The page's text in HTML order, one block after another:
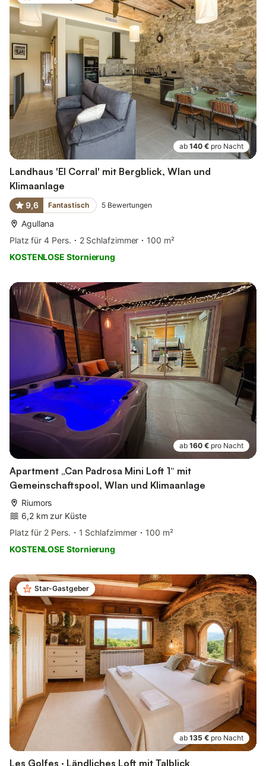
ab 140 € pro Nacht
Landhaus 'El Corral' mit Bergblick, Wlan und
Klimaanlage
9,6 Fantastisch 5 Bewertungen
Agullana
Platz für 4 Pers.
2 Schlafzimmer
100 m²
KOSTENLOSE Stornierung
ab 160 € pro Nacht
Apartment „Can Padrosa Mini Loft 1“ mit
Gemeinschaftspool, Wlan und Klimaanlage
Riumors
6,2 km zur Küste
Platz für 2 Pers.
1 Schlafzimmer
100 m²
KOSTENLOSE Stornierung
Star-Gastgeber
ab 135 € pro Nacht
Les Golfes · Ländliches Loft mit Talblick